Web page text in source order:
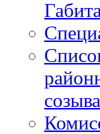
созыва